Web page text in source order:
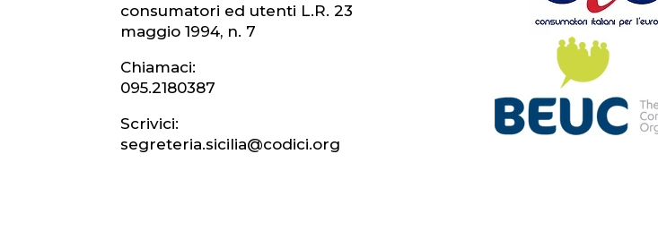
consumatori ed utenti L.R. 23
maggio 1994, n. 7
Chiamaci:
095.2180387
Scrivici:
segreteria.sicilia@codici.org